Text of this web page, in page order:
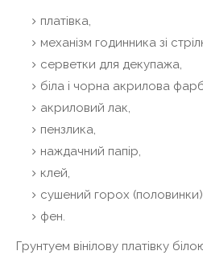
платівка,
механізм годинника зі
серветки для декупажа,
біла і чорна акрилова
акриловий лак,
пензлика,
наждачний папір,
клей,
сушений горох
фен.
Грунтуем вінілову платівку